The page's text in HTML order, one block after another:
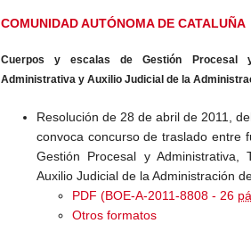
COMUNIDAD AUTÓNOMA DE CATALUÑA
Cuerpos y escalas de Gestión Procesal
Administrativa y Auxilio Judicial de la
Resolución de 28 de abril de 2011,
convoca concurso de traslado entre
Gestión Procesal y Administrativa,
Auxilio Judicial de la Administración
PDF (BOE-A-2011-8808 - 26
Otros formatos